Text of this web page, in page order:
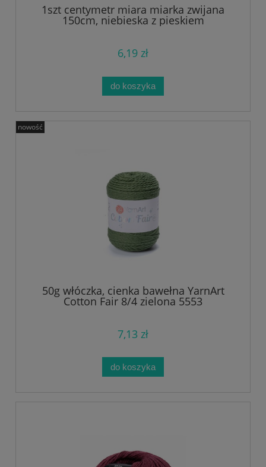
1szt centymetr miara miarka zwijana
150cm, niebieska z pieskiem
6,19 zł
do koszyka
50g włóczka, cienka bawełna YarnArt
Cotton Fair 8/4 zielona 5553
7,13 zł
do koszyka
nowość